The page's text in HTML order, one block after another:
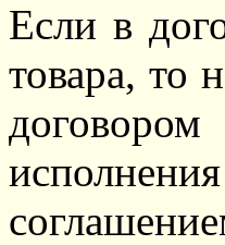
Если в
товара, то